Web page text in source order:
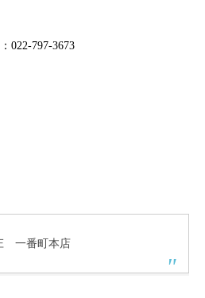
022-797-3673
一番町本店